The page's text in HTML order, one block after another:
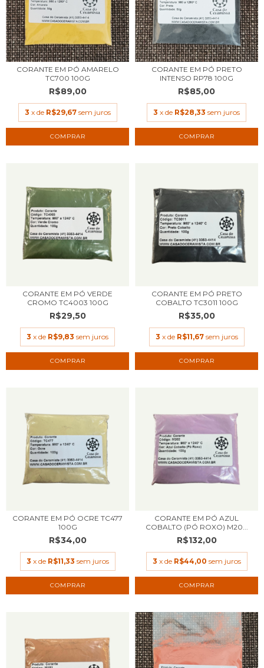
CORANTE EM PÓ AMARELO
TC700 100G
R$89,00
3 x de R$29,67 sem juros
CORANTE EM PÓ PRETO
INTENSO RP78 100G
R$85,00
3 x de R$28,33 sem juros
CORANTE EM PÓ VERDE
CROMO TC4003 100G
R$29,50
3 x de R$9,83 sem juros
CORANTE EM PÓ PRETO
COBALTO TC3011 100G
R$35,00
3 x de R$11,67 sem juros
CORANTE EM PÓ OCRE TC477
100G
R$34,00
3 x de R$11,33 sem juros
CORANTE EM PÓ AZUL
COBALTO (PÓ ROXO) M20...
R$132,00
3 x de R$44,00 sem juros